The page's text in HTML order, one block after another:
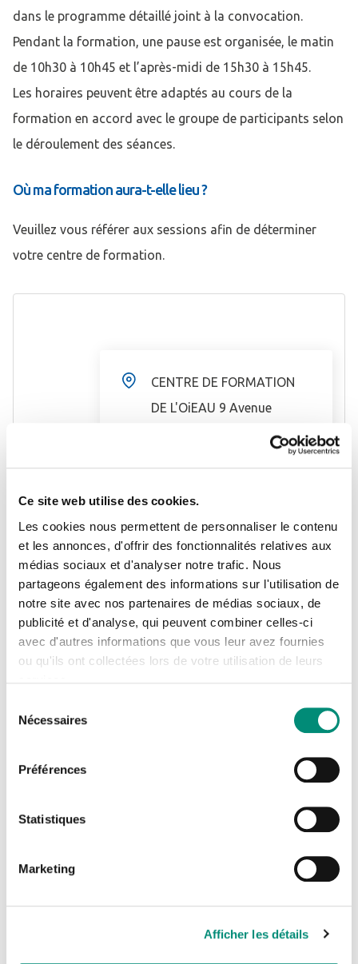
Ce site web utilise des cookies.
Les cookies nous permettent de personnaliser le contenu
et les annonces, d'offrir des fonctionnalités relatives aux
médias sociaux et d'analyser notre trafic. Nous
partageons également des informations sur l'utilisation de
notre site avec nos partenaires de médias sociaux, de
publicité et d'analyse, qui peuvent combiner celles-ci
avec d'autres informations que vous leur avez fournies
ou qu'ils ont collectées lors de votre utilisation de leurs
Nécessaires
Préférences
Statistiques
Marketing
Afficher les détails
dans le programme détaillé joint à la convocation.
Pendant la formation, une pause est organisée, le matin
de 10h30 à 10h45 et l’après-midi de 15h30 à 15h45.
Les horaires peuvent être adaptés au cours de la
formation en accord avec le groupe de participants selon
le déroulement des séances.
Où ma formation aura-t-elle lieu ?
Veuillez vous référer aux sessions afin de déterminer
votre centre de formation.
CENTRE DE FORMATION
DE L'OiEAU 9 Avenue
23300 LA SOUTERRAINE
ITINÉRAIRE
Tél : 05 55 63 17 74
Fax : 05 55 63 34 92
TOUT SAVOIR SUR LE SITE DE LA SOUTERRAINE
Se connecter
J'ai déjà un compte
Adresse email *
Je n'ai pas de compte